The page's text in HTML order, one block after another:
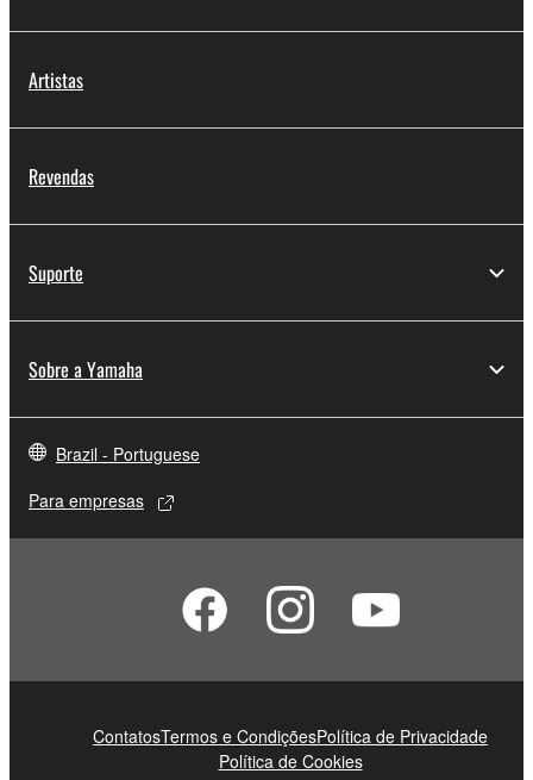
Artistas
Revendas
Suporte
Sobre a Yamaha
Brazil - Portuguese
Para empresas
ContatosTermos e CondiçõesPolítica de Privacidade
Política de Cookies